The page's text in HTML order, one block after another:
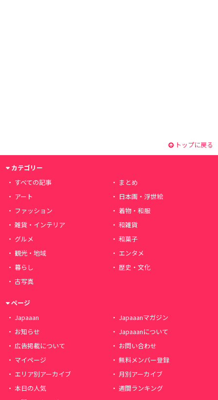
トップに戻る
カテゴリー
すべての記事
まとめ
アート
日本画・浮世絵
ファッション
着物・和服
雑貨・インテリア
和雑貨
グルメ
和菓子
観光・地域
エンタメ
暮らし
歴史・文化
古写真
ページ
Japaaan
Japaaanマガジン
お知らせ
Japaaanについて
広告掲載について
お問い合わせ
マイページ
無料メンバー登録
エリア別アーカイブ
月別アーカイブ
本日の人気
週間ランキング